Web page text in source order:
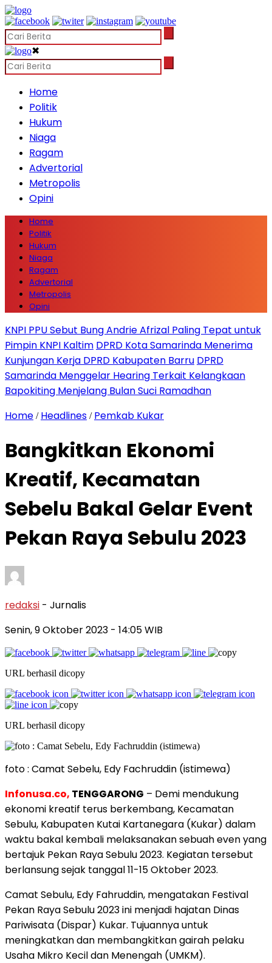
✖
Home
Politik
Hukum
Niaga
Ragam
Advertorial
Metropolis
Opini
Home
Politik
Hukum
Niaga
Ragam
Advertorial
Metropolis
Opini
KNPI PPU Sebut Bung Andrie Afrizal Paling Tepat untuk
Pimpin KNPI Kaltim DPRD Kota Samarinda Menerima
Kunjungan Kerja DPRD Kabupaten Barru DPRD
Samarinda Menggelar Hearing Terkait Kelangkaan
Bapokiting Menjelang Bulan Suci Ramadhan
Home / Headlines / Pemkab Kukar
Bangkitkan Ekonomi
Kreatif, Kecamatan
Sebelu Bakal Gelar Event
Pekan Raya Sebulu 2023
redaksi - Jurnalis
Senin, 9 Oktober 2023 - 14:05 WIB
URL berhasil dicopy
URL berhasil dicopy
foto : Camat Sebelu, Edy Fachruddin (istimewa)
Infonusa.co, TENGGARONG – Demi mendukung
ekonomi kreatif terus berkembang, Kecamatan
Sebulu, Kabupaten Kutai Kartanegara (Kukar) dalam
waktu bakal kembali melaksanakan sebuah even yang
bertajuk Pekan Raya Sebulu 2023. Kegiatan tersebut
berlansung sejak tanggal 11-15 Oktober 2023.
Camat Sebulu, Edy Fahruddin, mengatakan Festival
Pekan Raya Sebulu 2023 ini menjadi hajatan Dinas
Pariwisata (Dispar) Kukar. Tujuannya untuk
meningkatkan dan membangkitkan gairah pelaku
Usaha Mikro Kecil dan Menengah (UMKM).